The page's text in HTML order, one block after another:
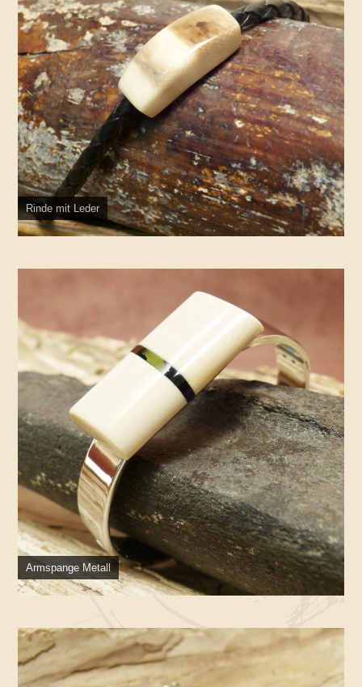
Rinde mit Leder
Armspange Metall